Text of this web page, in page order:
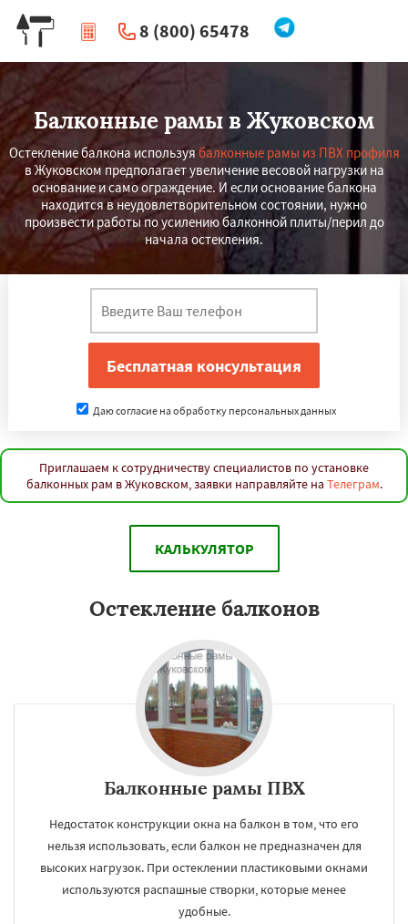
8 (800) 65478
| Перезвоните мне
Балконные рамы в Жуковском
Остекление балкона используя балконные рамы из ПВХ профиля
в Жуковском предполагает увеличение весовой нагрузки на
основание и само ограждение. И если основание балкона
находится в неудовлетворительном состоянии, нужно
произвести работы по усилению балконной плиты/перил до
начала остекления.
Даю согласие на обработку персональных данных
Приглашаем к сотрудничеству специалистов по установке
балконных рам в Жуковском, заявки направляйте на Телеграм.
КАЛЬКУЛЯТОР
Остекление балконов
Балконные рамы ПВХ
Недостаток конструкции окна на балкон в том, что его
нельзя использовать, если балкон не предназначен для
высоких нагрузок. При остеклении пластиковыми окнами
используются распашные створки, которые менее
удобные.